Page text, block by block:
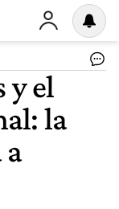
y el
la